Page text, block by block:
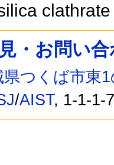
・お問い
県つくば市東
/AIST, 1-1-1-